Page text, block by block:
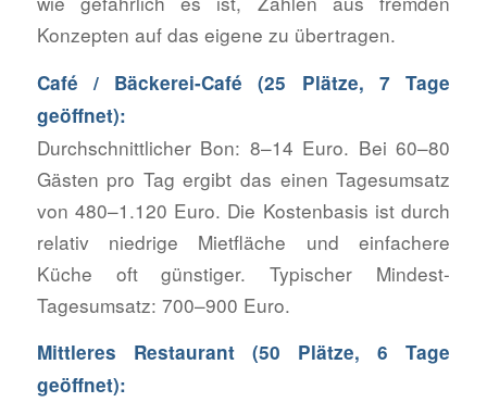
Konzepten auf das eigene zu übertragen.
Café / Bäckerei-Café (25 Plätze, 7 Tage
geöffnet):
Durchschnittlicher Bon: 8–14 Euro. Bei 60–80
Gästen pro Tag ergibt das einen Tagesumsatz
von 480–1.120 Euro. Die Kostenbasis ist durch
relativ niedrige Mietfläche und einfachere
Küche oft günstiger. Typischer Mindest-
Tagesumsatz: 700–900 Euro.
Mittleres Restaurant (50 Plätze, 6 Tage
geöffnet):